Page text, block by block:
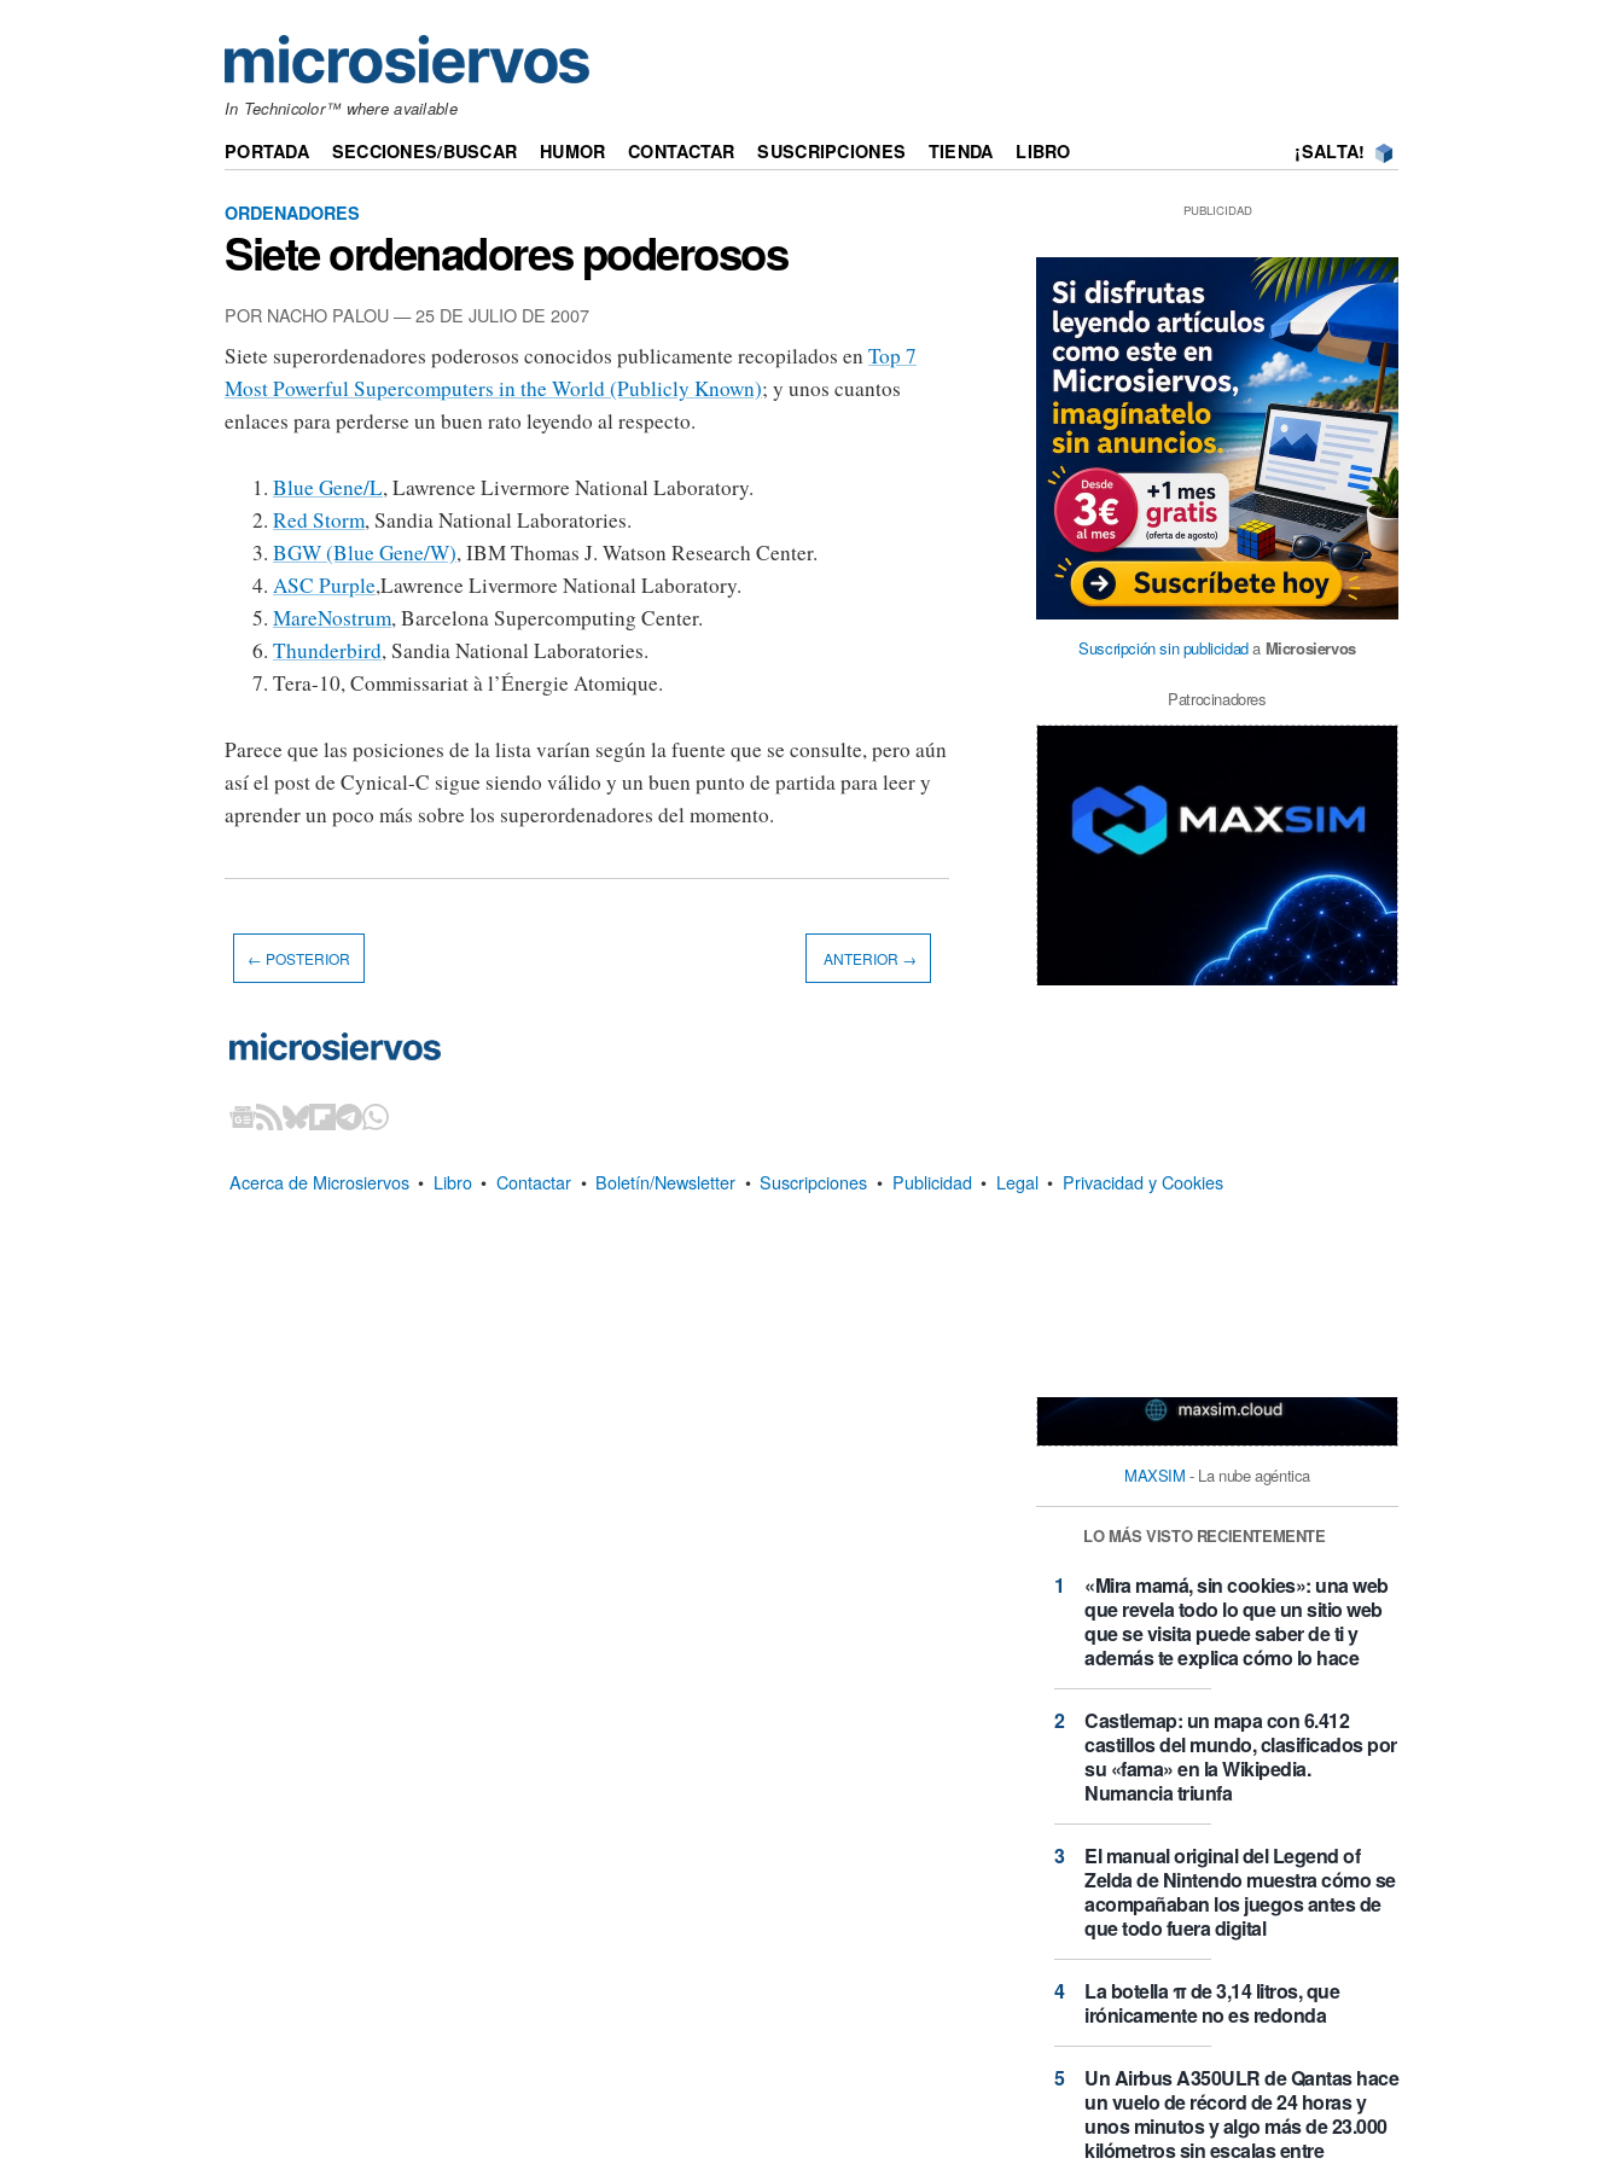
In Technicolor™ where available
PORTADA SECCIONES/BUSCAR HUMOR CONTACTAR SUSCRIPCIONES TIENDA LIBRO ¡SALTA!
ORDENADORES
Siete ordenadores poderosos
POR NACHO PALOU — 25 DE JULIO DE 2007
Siete superordenadores poderosos conocidos publicamente recopilados enTop 7
Most Powerful Supercomputers in the World (Publicly Known); y unos cuantos
enlaces para perderse un buen rato leyendo al respecto.
Blue Gene/L, Lawrence Livermore National Laboratory.
Red Storm, Sandia National Laboratories.
BGW (Blue Gene/W), IBM Thomas J. Watson Research Center.
ASC Purple,Lawrence Livermore National Laboratory.
MareNostrum, Barcelona Supercomputing Center.
Thunderbird, Sandia National Laboratories.
Tera-10, Commissariat à l’Énergie Atomique.
Parece que las posiciones de la lista varían según la fuente que se consulte, pero aún
así el post de Cynical-C sigue siendo válido y un buen punto de partida para leer y
aprender un poco más sobre los superordenadores del momento.
PUBLICIDAD
Suscripción sin publicidada Microsiervos
Patrocinadores
MAXSIM - La nube agéntica
LO MÁS VISTO RECIENTEMENTE
«Mira mamá, sin cookies»: una web
que revela todo lo que un sitio web
que se visita puede saber de ti y
además te explica cómo lo hace
Castlemap: un mapa con 6.412
castillos del mundo, clasificados por
su «fama» en la Wikipedia.
Numancia triunfa
El manual original del Legend of
Zelda de Nintendo muestra cómo se
acompañaban los juegos antes de
que todo fuera digital
La botella π de 3,14 litros, que
irónicamente no es redonda
Un Airbus A350ULR de Qantas hace
un vuelo de récord de 24 horas y
unos minutos y algo más de 23.000
kilómetros sin escalas entre
← POSTERIOR ANTERIOR →
Acerca de Microsiervos • Libro • Contactar • Boletín/Newsletter • Suscripciones • Publicidad • Legal • Privacidad y Cookies